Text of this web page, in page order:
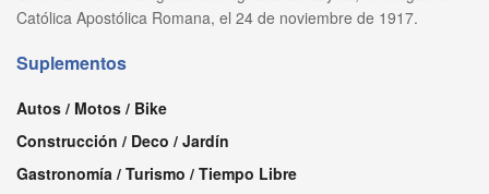
Católica Apostólica Romana, el 24 de noviembre de 1917.
Suplementos
Autos / Motos / Bike
Construcción / Deco / Jardín
Gastronomía / Turismo / Tiempo Libre